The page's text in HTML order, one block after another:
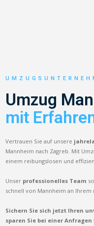
Umzug
mit
Vertrauen Sie auf unsere
Mannheim nach Zagreb. Mit
einem reibungslosen und
Unser professionelles Team
schnell von Mannheim an
Sichern Sie sich jetzt Ihren
sparen Sie bei einer Anfragen